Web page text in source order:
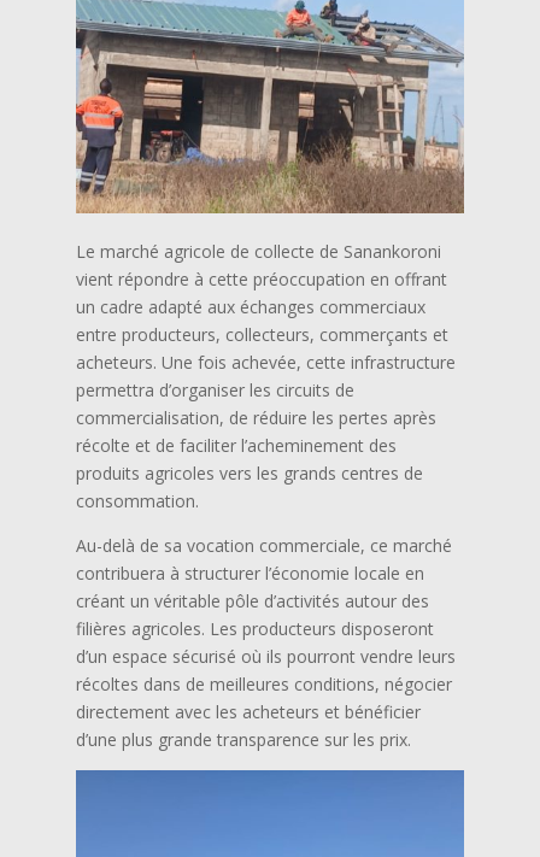
Le marché agricole de collecte de Sanankoroni
vient répondre à cette préoccupation en offrant
un cadre adapté aux échanges commerciaux
entre producteurs, collecteurs, commerçants et
acheteurs. Une fois achevée, cette infrastructure
permettra d’organiser les circuits de
commercialisation, de réduire les pertes après
récolte et de faciliter l’acheminement des
produits agricoles vers les grands centres de
consommation.
Au-delà de sa vocation commerciale, ce marché
contribuera à structurer l’économie locale en
créant un véritable pôle d’activités autour des
filières agricoles. Les producteurs disposeront
d’un espace sécurisé où ils pourront vendre leurs
récoltes dans de meilleures conditions, négocier
directement avec les acheteurs et bénéficier
d’une plus grande transparence sur les prix.